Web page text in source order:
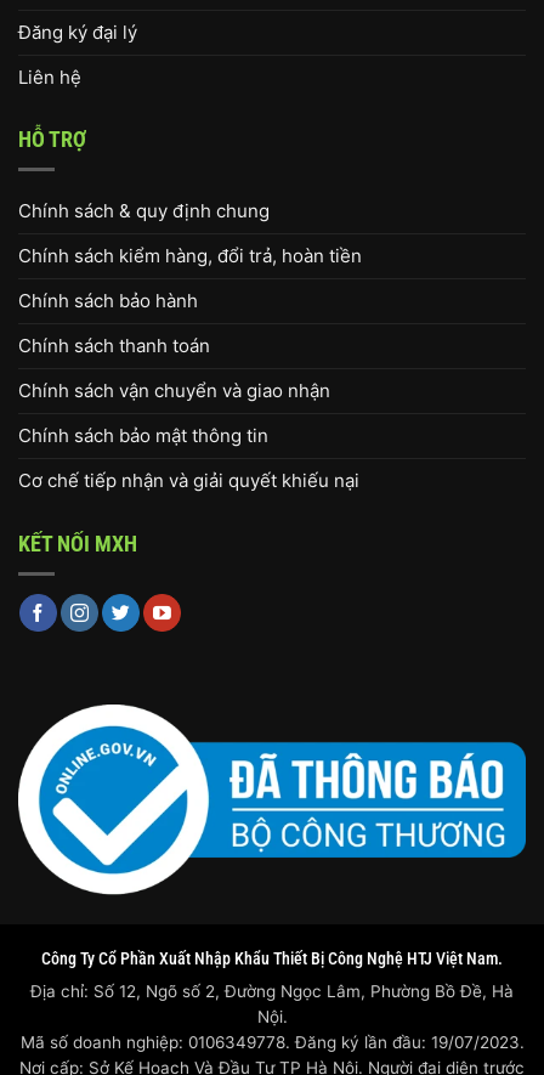
Đăng ký đại lý
Liên hệ
HỖ TRỢ
Chính sách & quy định chung
Chính sách kiểm hàng, đổi trả, hoàn tiền
Chính sách bảo hành
Chính sách thanh toán
Chính sách vận chuyển và giao nhận
Chính sách bảo mật thông tin
Cơ chế tiếp nhận và giải quyết khiếu nại
KẾT NỐI MXH
Công Ty Cổ Phần Xuất Nhập Khẩu Thiết Bị Công Nghệ HTJ Việt Nam.
Địa chỉ: Số 12, Ngõ số 2, Đường Ngọc Lâm, Phường Bồ Đề, Hà
Nội.
Mã số doanh nghiệp: 0106349778. Đăng ký lần đầu: 19/07/2023.
Nơi cấp: Sở Kế Hoạch Và Đầu Tư TP Hà Nội. Người đại diện trước